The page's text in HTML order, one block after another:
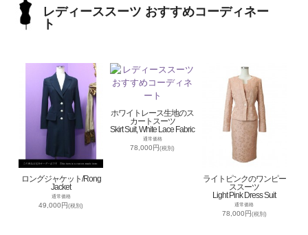
レディーススーツ おすすめコーディネー
ト
ロングジャケット/Rong
Jacket
通常価格
49,000円(税別)
ホワイトレース生地のス
カートスーツ
Skirt Suit, White Lace Fabric
通常価格
78,000円(税別)
ライトピンクのワンピー
ススーツ
Light Pink Dress Suit
通常価格
78,000円(税別)